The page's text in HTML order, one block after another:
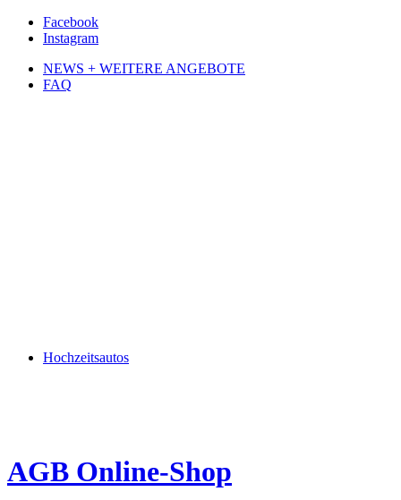
Facebook
Instagram
NEWS + WEITERE ANGEBOTE
FAQ
Hochzeitsautos
AGB Online-Shop